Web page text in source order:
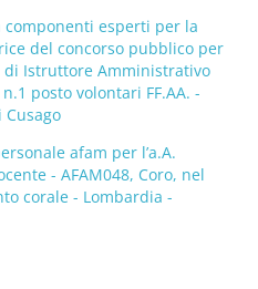
componenti esperti per la
del concorso pubblico per
Istruttore Amministrativo
posto volontari FF.AA. -
afam per l’a.A.
- AFAM048, Coro, nel
corale - Lombardia -